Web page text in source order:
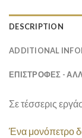
DESCRIPTION
ADDITIONAL
ΕΠΙΣΤΡΟΦΕΣ -
Σε τέσσερις
Ένα μονόπετρο